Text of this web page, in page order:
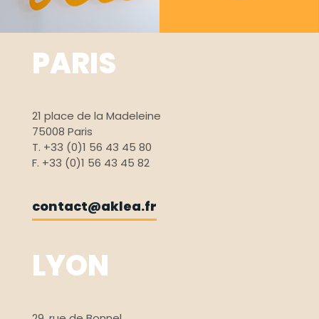
PARIS
21 place de la Madeleine
75008 Paris
T. +33 (0)1 56 43 45 80
F. +33 (0)1 56 43 45 82
contact@aklea.fr
LYON